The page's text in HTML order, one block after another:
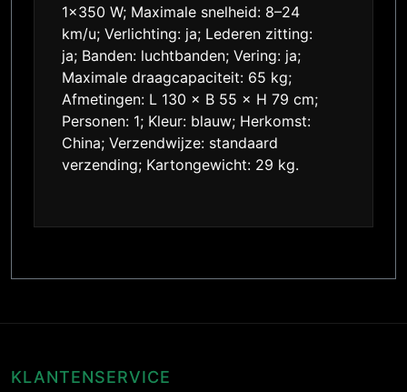
1×350 W; Maximale snelheid: 8–24
km/u; Verlichting: ja; Lederen zitting:
ja; Banden: luchtbanden; Vering: ja;
Maximale draagcapaciteit: 65 kg;
Afmetingen: L 130 × B 55 × H 79 cm;
Personen: 1; Kleur: blauw; Herkomst:
China; Verzendwijze: standaard
verzending; Kartongewicht: 29 kg.
KLANTENSERVICE